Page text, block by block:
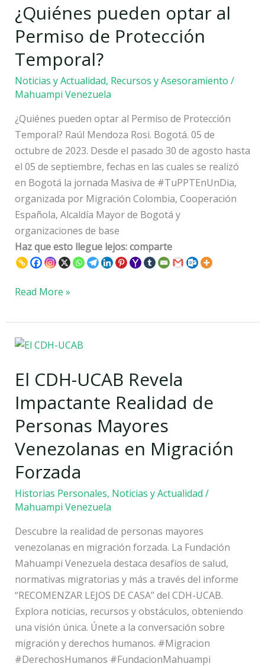
¿Quiénes pueden optar al
Permiso de Protección
Temporal?
Noticias y Actualidad, Recursos y Asesoramiento /
Mahuampi Venezuela
¿Quiénes pueden optar al Permiso de Protección
Temporal? Raúl Mendoza Rosi. Bogotá. 05 de
octubre de 2023. Desde el pasado 30 de agosto hasta
el 05 de septiembre, fechas en las cuales se realizó
en Bogotá la jornada Masiva de #TuPPTEnUnDia,
organizada por Migración Colombia, Cooperación
Española, Alcaldía Mayor de Bogotá y
organizaciones de base
Haz que esto llegue lejos: comparte
al
Permiso
de
Protección
Temporal?
Read More »
El CDH-UCAB Revela
Impactante Realidad de
Personas Mayores
Venezolanas en Migración
Forzada
Historias Personales, Noticias y Actualidad /
Mahuampi Venezuela
Descubre la realidad de personas mayores
venezolanas en migración forzada. La Fundación
Mahuampi Venezuela destaca desafíos de salud,
normativas migratorias y más a través del informe
“RECOMENZAR LEJOS DE CASA” del CDH-UCAB.
Explora noticias, recursos y obstáculos, obteniendo
una visión única. Únete a la conversación sobre
migración y derechos humanos. #Migracion
#DerechosHumanos #FundacionMahuampi
El
UCAB
Impactante
Realidad
de
Personas
Mayores
Venezolanas
en
Forzada